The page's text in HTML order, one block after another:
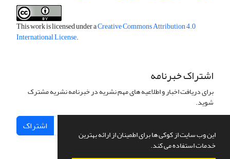
این وب سایت از کوکی ها برای اطمینان از ارائه بهترین
خدمات استفاده می کند.
This work is licensed under aCreative Commons Attribution 4.0
International License.
اشتراک خبرنامه
برای دریافت اخبار و اطلاعیه های مهم نشریه در خبرنامه نشریه مشترک
شوید.
اشتراک